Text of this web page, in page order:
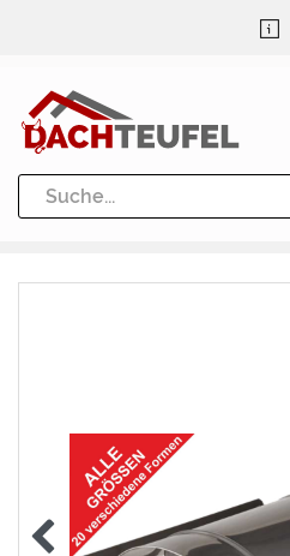
Dachrinne und Fallrohre
Werkzeuge und Löttechnik